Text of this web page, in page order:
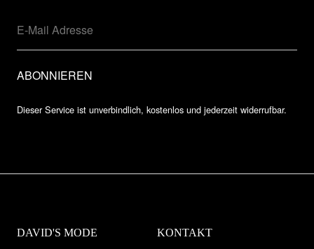
Dieser Service ist unverbindlich, kostenlos und jederzeit widerrufbar.
DAVID'S MODE KONTAKT